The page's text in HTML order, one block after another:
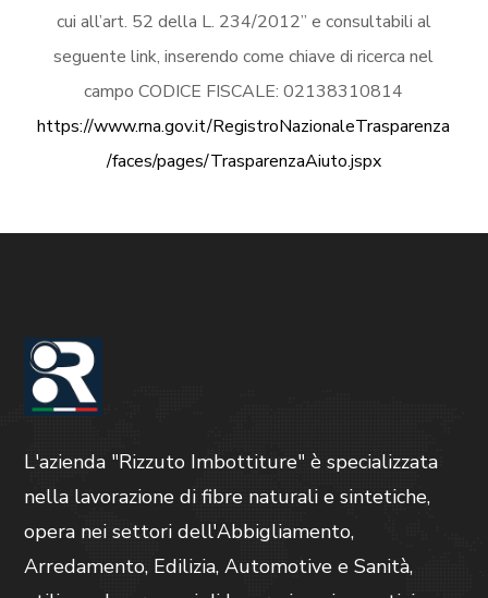
cui all’art. 52 della L. 234/2012” e consultabili al
seguente link, inserendo come chiave di ricerca nel
campo CODICE FISCALE: 02138310814
https://www.rna.gov.it/RegistroNazionaleTrasparenza
/faces/pages/TrasparenzaAiuto.jspx
L'azienda "Rizzuto Imbottiture" è specializzata
nella lavorazione di fibre naturali e sintetiche,
opera nei settori dell'Abbigliamento,
Arredamento, Edilizia, Automotive e Sanità,